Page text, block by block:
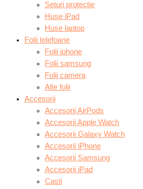
Seturi protectie
Huse iPad
Huse laptop
Folii telefoane
Folii iphone
Folii samsung
Folii camera
Alte folii
Accesorii
Accesorii AirPods
Accesorii Apple Watch
Accesorii Galaxy Watch
Accesorii iPhone
Accesorii Samsung
Accesorii iPad
Casti